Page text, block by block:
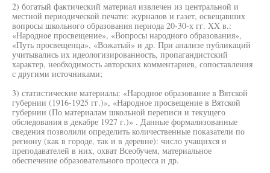
2) богатый фактический материал извлечен из центральной и
местной периодической печати: журналов и газет, освещавших
вопросы школьного образования периода 20-30-х гг. XX в.:
«Народное просвещение», «Вопросы народного образования»,
«Путь просвещенца», «Вожатый» и др. При анализе публикаций
учитывались их идеологизированность, пропагандистский
характер, необходимость авторских комментариев, сопоставления
с другими источниками;
3) статистические материалы: «Народное образование в Вятской
губернии (1916-1925 гг.)», «Народное просвещение в Вятской
губернии (По материалам школьной переписи и текущего
обследования в декабре 1927 г.)» . Данные формализованные
сведения позволили определить количественные показатели по
региону (как в городе, так и в деревне): число учащихся и
преподавателей в них, охват Всеобучем, материальное
обеспечение образовательного процесса и др.